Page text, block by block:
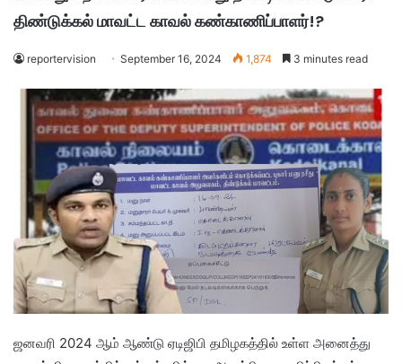
திண்டுக்கல் மாவட்ட காவல் கண்காணிப்பாளர்!?
reportervision September 16, 2024 1,874 3 minutes read
ஜனவரி 2024 ஆம் ஆண்டு ஏடிஜிபி தமிழகத்தில் உள்ள அனைத்து